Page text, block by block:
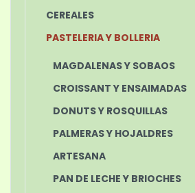
CEREALES
PASTELERIA Y BOLLERIA
MAGDALENAS Y SOBAOS
CROISSANT Y ENSAIMADAS
DONUTS Y ROSQUILLAS
PALMERAS Y HOJALDRES
ARTESANA
PAN DE LECHE Y BRIOCHES